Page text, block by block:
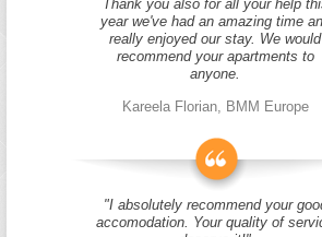
Thank you also for all your help
year we've had an amazing time
really enjoyed our stay. We would
recommend your apartments to
anyone.
Kareela Florian, BMM Europe
"I absolutely recommend your
accomodation. Your quality of